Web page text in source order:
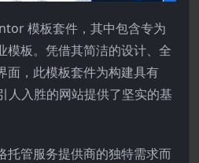
模板套件，其中包含专为
模板。凭借其简洁的设计、全
面，此模板套件为构建具有
人入胜的网站提供了坚实的基
托管服务提供商的独特需求而